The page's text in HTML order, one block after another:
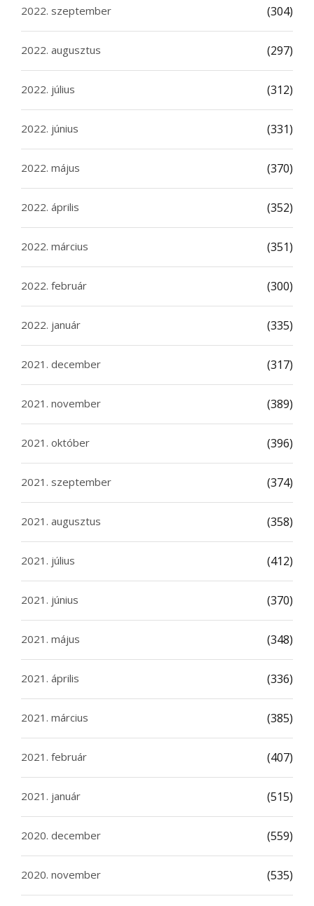
2022. szeptember (304)
2022. augusztus (297)
2022. július (312)
2022. június (331)
2022. május (370)
2022. április (352)
2022. március (351)
2022. február (300)
2022. január (335)
2021. december (317)
2021. november (389)
2021. október (396)
2021. szeptember (374)
2021. augusztus (358)
2021. július (412)
2021. június (370)
2021. május (348)
2021. április (336)
2021. március (385)
2021. február (407)
2021. január (515)
2020. december (559)
2020. november (535)